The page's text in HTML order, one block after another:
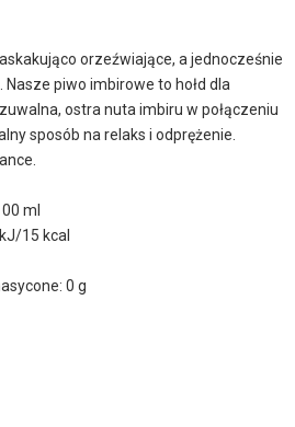
orzeźwiające, a jednocześnie
piwo imbirowe to hołd dla
ostra nuta imbiru w połączeniu
sposób na relaks i odprężenie.
ml
15 kcal
0 g